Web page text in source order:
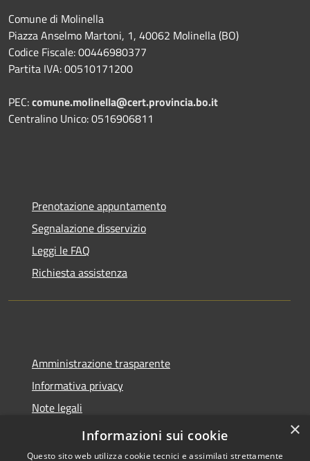
Comune di Molinella
Piazza Anselmo Martoni, 1, 40062 Molinella (BO)
Codice Fiscale: 00446980377
Partita IVA: 00510171200
PEC:comune.molinella@cert.provincia.bo.it
Centralino Unico: 0516906811
Prenotazione appuntamento
Segnalazione disservizio
Leggi le FAQ
Richiesta assistenza
Amministrazione trasparente
Informativa privacy
Note legali
Dichiarazione di accessibilità
×
Informazioni sui cookie
Questo sito web utilizza cookie tecnici e assimilati strettamente